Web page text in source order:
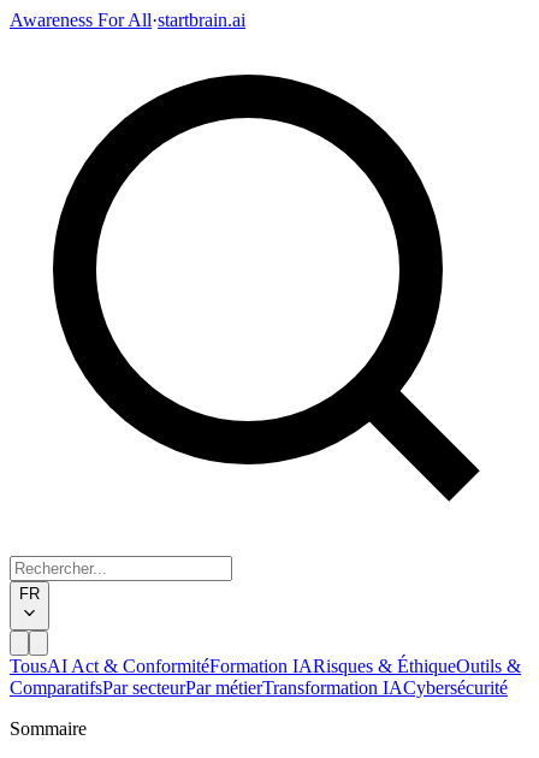
Awareness For All·startbrain.ai
FR
TousAI Act & ConformitéFormation IARisques & ÉthiqueOutils &
ComparatifsPar secteurPar métierTransformation IACybersécurité
Sommaire